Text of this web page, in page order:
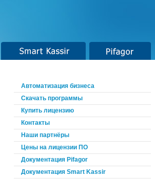
Smart Kassir Pifagor
Автоматизация бизнеса
Скачать программы
Купить лицензию
Контакты
Наши партнёры
Цены на лицензии ПО
Документация Pifagor
Документация Smart Kassir